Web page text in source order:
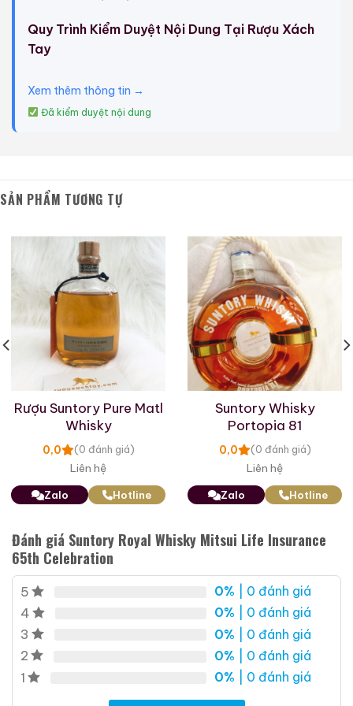
Oak 1997
700ml / 43%
0,0 (0 đánh giá)
28.680.000
Zalo Hotline
Oak 1996
700ml / 43%
0,0 (0 đánh giá)
28.880.000₫
Zalo Hotline
Giới Thiệu Một Số Mẫu Rượu Brandy
Brandy Changyu Gold
(0 đánh giá)
Roi Des Rois Cognac
Monalisa
700ml / 40%
Quy Trình Kiểm Duyệt Nội Dung Tại Rượu Xách
Tay
Xem thêm thông tin →
Đã kiểm duyệt nội dung
SẢN PHẨM TƯƠNG TỰ
Rượu Suntory Pure Matl
Whisky
0,0 (0 đánh giá)
Liên hệ
Zalo Hotline
Suntory Whisky
Portopia 81
0,0 (0 đánh giá)
Liên hệ
Zalo Hotline
Đánh giá Suntory Royal Whisky Mitsui Life Insurance
65th Celebration
5 0% | 0 đánh giá
4
0% | 0 đánh giá
3
0% | 0 đánh giá
2
0% | 0 đánh giá
1
0% | 0 đánh giá